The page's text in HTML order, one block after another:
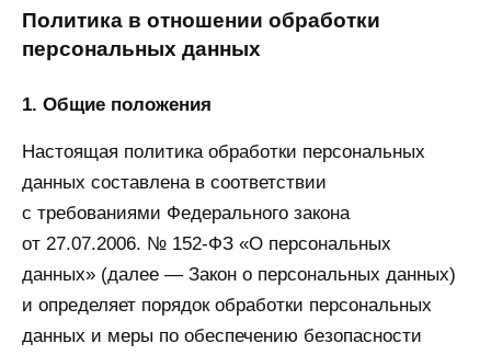
Политика в отношении обработки
персональных данных
1. Общие положения
Настоящая политика обработки персональных
данных составлена в соответствии
с требованиями Федерального закона
от 27.07.2006. № 152-ФЗ «О персональных
данных» (далее — Закон о персональных данных)
и определяет порядок обработки персональных
данных и меры по обеспечению безопасности